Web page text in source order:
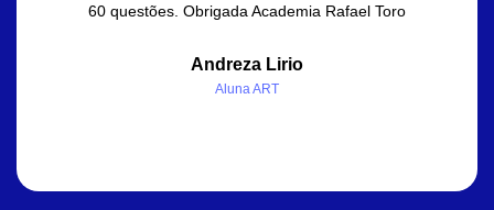
60 questões. Obrigada Academia Rafael Toro
Andreza Lirio
Aluna ART